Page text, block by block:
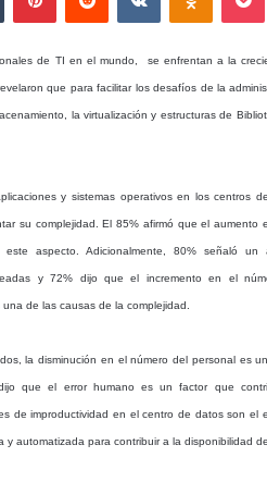
de TI en el mundo, se enfrentan a la
que para facilitar los desafíos de la
la virtualización y estructuras de
y sistemas operativos en los centros
su complejidad. El 85% afirmó que el aumento
este aspecto. Adicionalmente, 80% señaló un
y 72% dijo que el incremento en el
de las causas de la complejidad.
la disminución en el número del personal es
que el error humano es un factor que
de improductividad en el centro de datos son
automatizada para contribuir a la disponibilidad